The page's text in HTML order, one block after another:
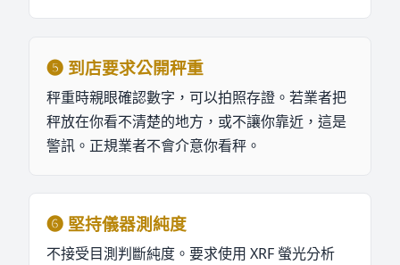
❺ 到店要求公開秤重
秤重時親眼確認數字，可以拍照存證。若業者把
秤放在你看不清楚的地方，或不讓你靠近，這是
警訊。正規業者不會介意你看秤。
❻ 堅持儀器測純度
不接受目測判斷純度。要求使用 XRF 螢光分析